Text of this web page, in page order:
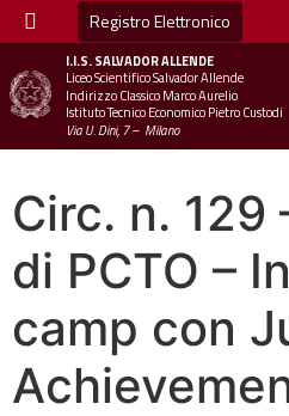
Registro Elettronico
I.I.S.SALVADOR ALLENDE
Liceo Scientifico Salvador Allende
Indirizzo Classico Marco Aurelio
Istituto Tecnico Economico Pietro Custodi
Via U. Dini, 7 – Milano
Circ. n. 129
di PCTO –
camp con